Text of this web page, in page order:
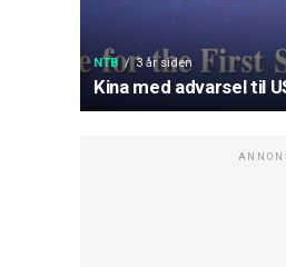
NTB 3 år siden
Kina med advarsel til